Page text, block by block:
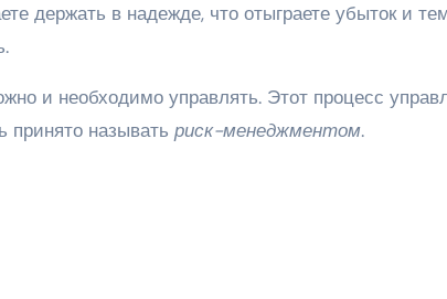
держать в надежде, что отыграете убыток и
и необходимо управлять. Этот процесс
принято называть риск-менеджментом.